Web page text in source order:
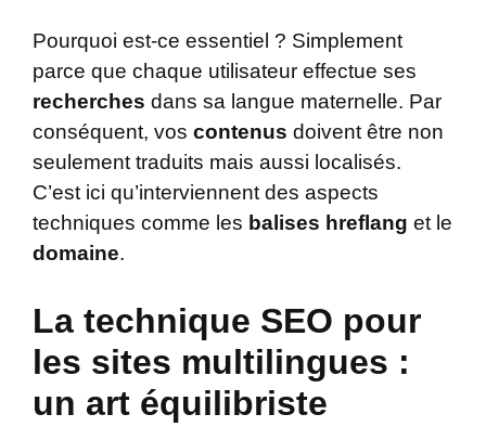
Pourquoi est-ce essentiel ? Simplement
parce que chaque utilisateur effectue ses
recherches dans sa langue maternelle. Par
conséquent, vos contenus doivent être non
seulement traduits mais aussi localisés.
C’est ici qu’interviennent des aspects
techniques comme les balises hreflang et le
domaine.
La technique SEO pour
les sites multilingues :
un art équilibriste